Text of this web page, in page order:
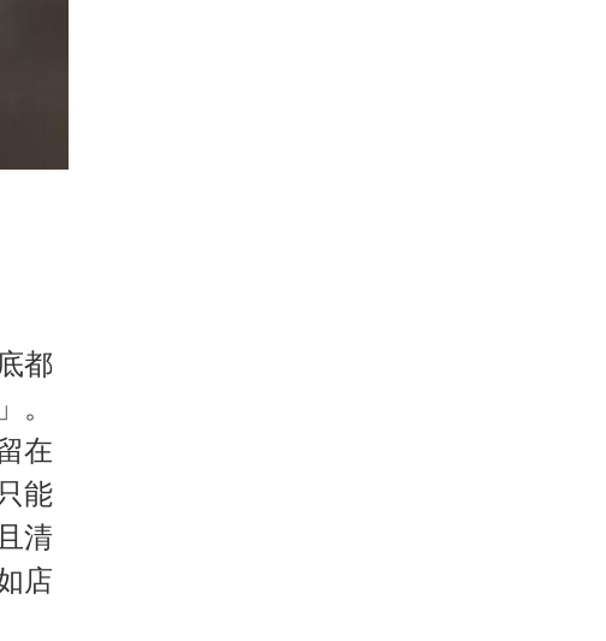
都
。
在
能
清
店